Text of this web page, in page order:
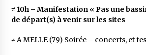
≠ 10h – Manifestation « Pas une
de départ(s) à venir sur les sites
≠ A MELLE (79) Soirée – concerts, et